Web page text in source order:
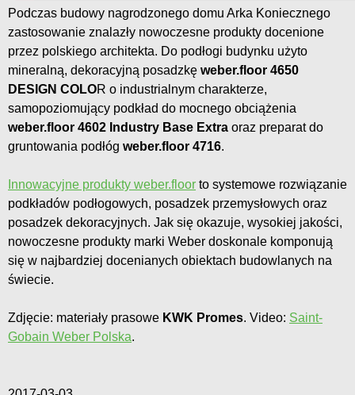
Podczas budowy nagrodzonego domu Arka Koniecznego
zastosowanie znalazły nowoczesne produkty docenione
przez polskiego architekta. Do podłogi budynku użyto
mineralną, dekoracyjną posadzkę weber.floor 4650
DESIGN COLOR o industrialnym charakterze,
samopoziomujący podkład do mocnego obciążenia
weber.floor 4602 Industry Base Extra oraz preparat do
gruntowania podłóg weber.floor 4716.
Innowacyjne produkty weber.floor to systemowe rozwiązanie
podkładów podłogowych, posadzek przemysłowych oraz
posadzek dekoracyjnych. Jak się okazuje, wysokiej jakości,
nowoczesne produkty marki Weber doskonale komponują
się w najbardziej docenianych obiektach budowlanych na
świecie.
Zdjęcie: materiały prasowe KWK Promes. Video: Saint-
Gobain Weber Polska.